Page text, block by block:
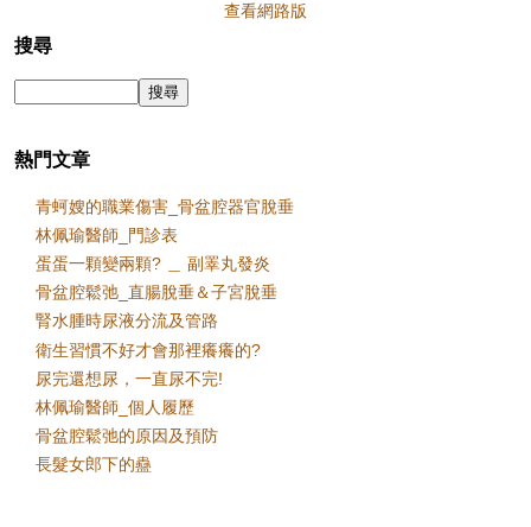
查看網路版
搜尋
熱門文章
青蚵嫂的職業傷害_骨盆腔器官脫垂
林佩瑜醫師_門診表
蛋蛋一顆變兩顆? ＿ 副睪丸發炎
骨盆腔鬆弛_直腸脫垂＆子宮脫垂
腎水腫時尿液分流及管路
衛生習慣不好才會那裡癢癢的?
尿完還想尿，一直尿不完!
林佩瑜醫師_個人履歷
骨盆腔鬆弛的原因及預防
長髮女郎下的蠱